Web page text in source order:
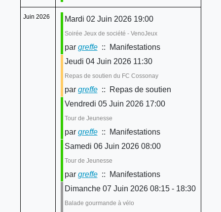
Juin 2026 Mardi 02 Juin 2026 19:00
Soirée Jeux de société - VenoJeux
par greffe:: Manifestations
Jeudi 04 Juin 2026 11:30
Repas de soutien du FC Cossonay
par greffe:: Repas de soutien
Vendredi 05 Juin 2026 17:00
Tour de Jeunesse
par greffe:: Manifestations
Samedi 06 Juin 2026 08:00
Tour de Jeunesse
par greffe:: Manifestations
Dimanche 07 Juin 2026 08:15 - 18:30
Balade gourmande à vélo